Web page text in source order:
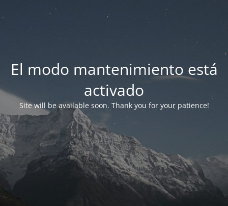
El modo mantenimiento está
activado
Site will be available soon. Thank you for your patience!